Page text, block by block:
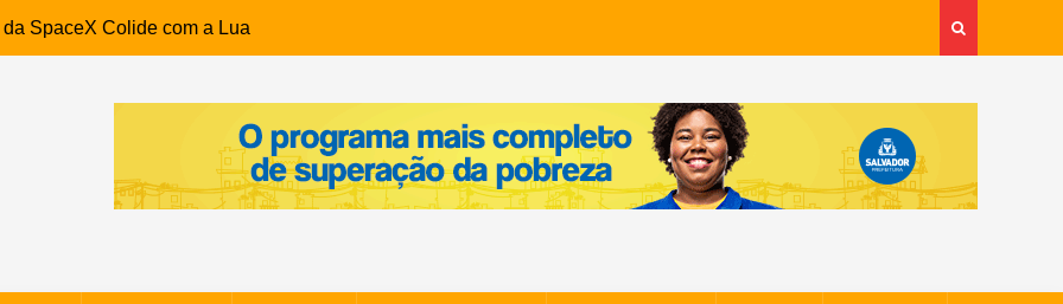
SpaceX Colide com a Lua
Metros, Afirma a Nasa
Cabo Daciolo Tem
em Frente a